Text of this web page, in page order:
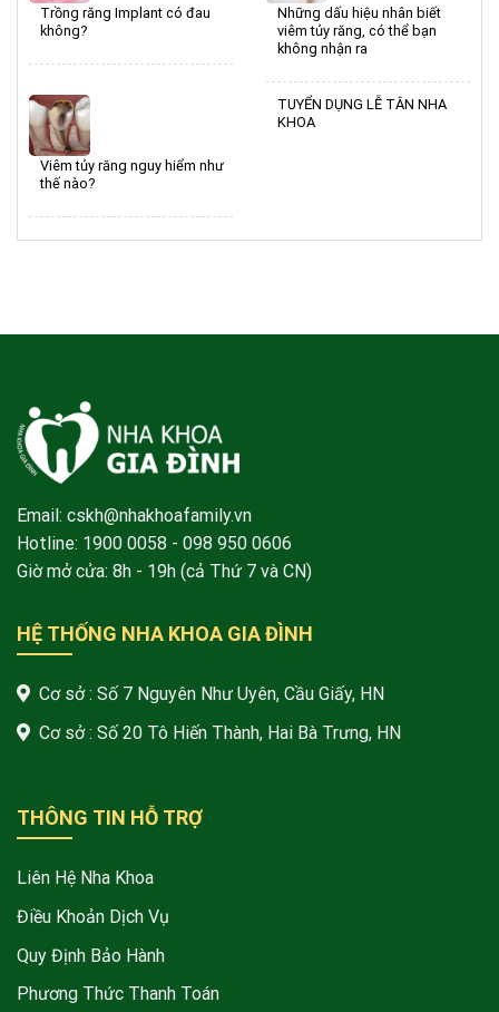
Trồng răng Implant có đau
không?
Những dấu hiệu nhân biết
viêm tủy răng, có thể bạn
không nhận ra
Viêm tủy răng nguy hiểm như
thế nào?
TUYỂN DỤNG LỄ TÂN NHA
KHOA
Email: cskh@nhakhoafamily.vn
Hotline: 1900 0058 - 098 950 0606
Giờ mở cửa: 8h - 19h (cả Thứ 7 và CN)
HỆ THỐNG NHA KHOA GIA ĐÌNH
Cơ sở : Số 7 Nguyên Như Uyên, Cầu Giấy, HN
Cơ sở : Số 20 Tô Hiến Thành, Hai Bà Trưng, HN
THÔNG TIN HỖ TRỢ
Liên Hệ Nha Khoa
Điều Khoản Dịch Vụ
Quy Định Bảo Hành
Phương Thức Thanh Toán